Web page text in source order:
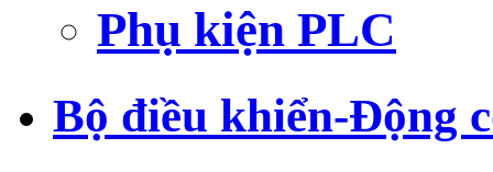
Phụ kiện PLC
Bộ điều khiển-Động